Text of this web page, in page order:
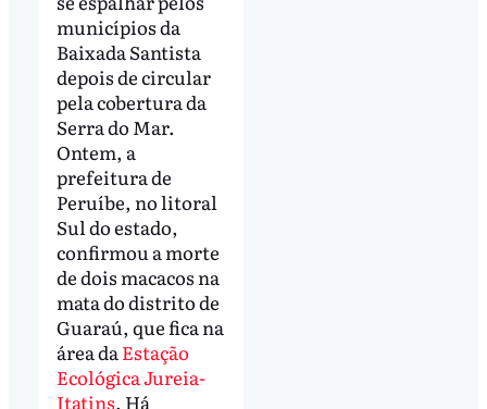
municípios da
Baixada Santista
depois de circular
pela cobertura da
Serra do Mar.
Ontem, a
prefeitura de
Peruíbe, no litoral
Sul do estado,
confirmou a morte
de dois macacos na
mata do distrito de
Guaraú, que fica na
área daEstação
Ecológica Jureia-
Itatins. Há